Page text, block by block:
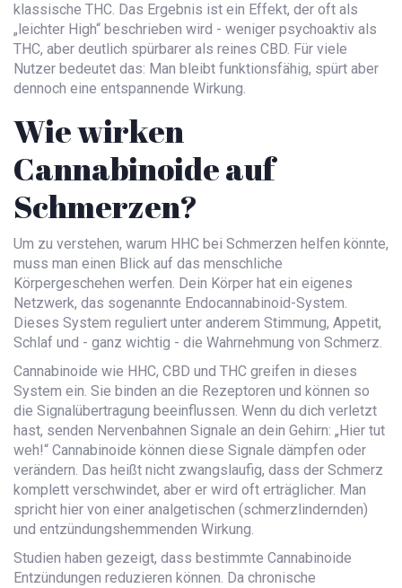
klassische THC. Das Ergebnis ist ein Effekt, der oft als
„leichter High“ beschrieben wird - weniger psychoaktiv als
THC, aber deutlich spürbarer als reines CBD. Für viele
Nutzer bedeutet das: Man bleibt funktionsfähig, spürt aber
dennoch eine entspannende Wirkung.
Wie wirken
Cannabinoide auf
Schmerzen?
Um zu verstehen, warum HHC bei Schmerzen helfen könnte,
muss man einen Blick auf das menschliche
Körpergeschehen werfen. Dein Körper hat ein eigenes
Netzwerk, das sogenannte Endocannabinoid-System.
Dieses System reguliert unter anderem Stimmung, Appetit,
Schlaf und - ganz wichtig - die Wahrnehmung von Schmerz.
Cannabinoide wie HHC, CBD und THC greifen in dieses
System ein. Sie binden an die Rezeptoren und können so
die Signalübertragung beeinflussen. Wenn du dich verletzt
hast, senden Nervenbahnen Signale an dein Gehirn: „Hier tut
weh!“ Cannabinoide können diese Signale dämpfen oder
verändern. Das heißt nicht zwangslaufig, dass der Schmerz
komplett verschwindet, aber er wird oft erträglicher. Man
spricht hier von einer analgetischen (schmerzlindernden)
und entzündungshemmenden Wirkung.
Studien haben gezeigt, dass bestimmte Cannabinoide
Entzündungen reduzieren können. Da chronische